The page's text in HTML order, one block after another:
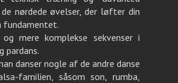
nørdede øvelser, der løfter din
fundamentet.
mere komplekse sekvenser i
pardans.
danser nogle af de andre danse
familien, såsom son, rumba,